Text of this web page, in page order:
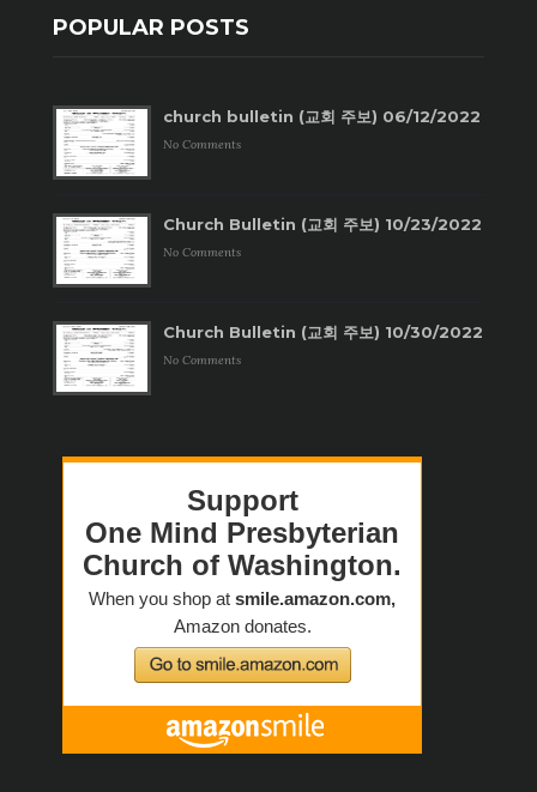
POPULAR POSTS
church bulletin (교회 주보) 06/12/2022
No Comments
Church Bulletin (교회 주보) 10/23/2022
No Comments
Church Bulletin (교회 주보) 10/30/2022
No Comments